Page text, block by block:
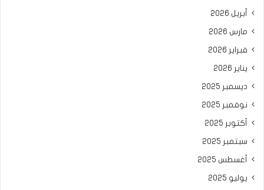
أبريل 2026
مارس 2026
فبراير 2026
يناير 2026
ديسمبر 2025
نوفمبر 2025
أكتوبر 2025
سبتمبر 2025
أغسطس 2025
يوليو 2025